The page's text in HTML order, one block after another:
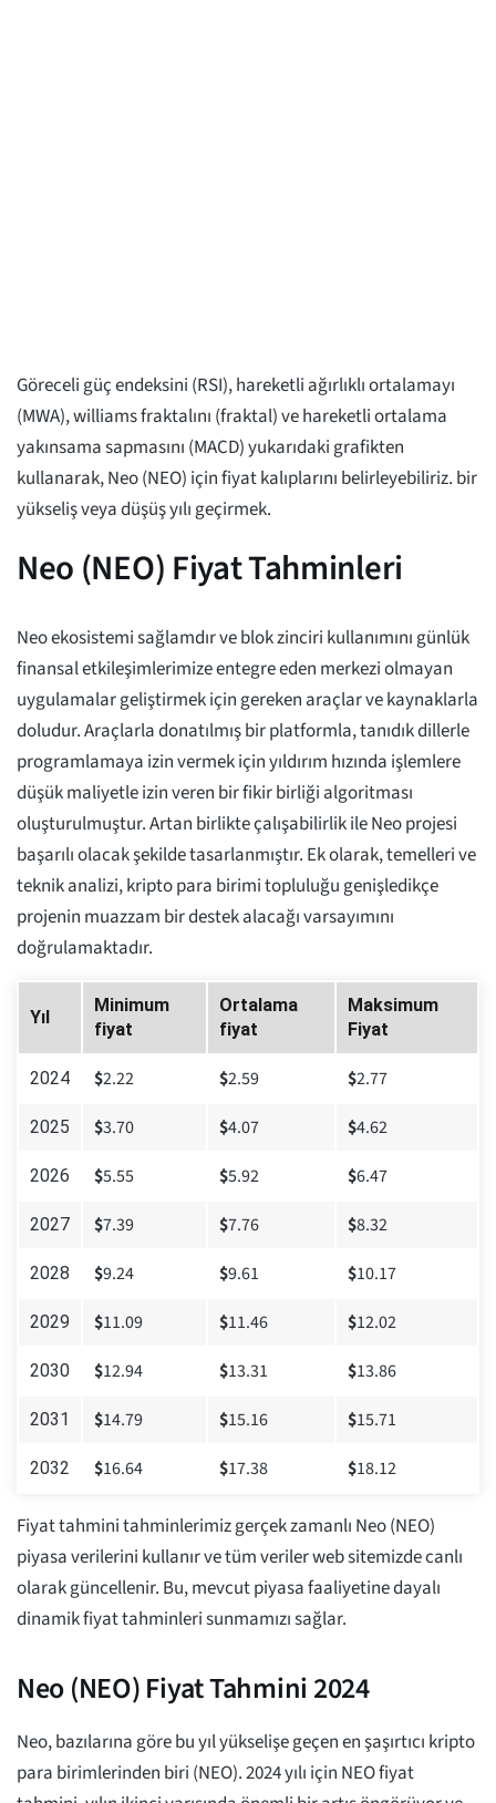
Göreceli güç endeksini (RSI), hareketli ağırlıklı ortalamayı
(MWA), williams fraktalını (fraktal) ve hareketli ortalama
yakınsama sapmasını (MACD) yukarıdaki grafikten
kullanarak, Neo (NEO) için fiyat kalıplarını belirleyebiliriz. bir
yükseliş veya düşüş yılı geçirmek.
Neo (NEO) Fiyat Tahminleri
Neo ekosistemi sağlamdır ve blok zinciri kullanımını günlük
finansal etkileşimlerimize entegre eden merkezi olmayan
uygulamalar geliştirmek için gereken araçlar ve kaynaklarla
doludur. Araçlarla donatılmış bir platformla, tanıdık dillerle
programlamaya izin vermek için yıldırım hızında işlemlere
düşük maliyetle izin veren bir fikir birliği algoritması
oluşturulmuştur. Artan birlikte çalışabilirlik ile Neo projesi
başarılı olacak şekilde tasarlanmıştır. Ek olarak, temelleri ve
teknik analizi, kripto para birimi topluluğu genişledikçe
projenin muazzam bir destek alacağı varsayımını
doğrulamaktadır.
Yıl
Minimum
fiyat
Ortalama
fiyat
Maksimum
Fiyat
2024 $2.22 $2.59 $2.77
2025 $3.70 $4.07 $4.62
2026 $5.55 $5.92 $6.47
2027 $7.39 $7.76 $8.32
2028 $9.24 $9.61 $10.17
2029 $11.09 $11.46 $12.02
2030 $12.94 $13.31 $13.86
2031 $14.79 $15.16 $15.71
2032 $16.64 $17.38 $18.12
Fiyat tahmini tahminlerimiz gerçek zamanlı Neo (NEO)
piyasa verilerini kullanır ve tüm veriler web sitemizde canlı
olarak güncellenir. Bu, mevcut piyasa faaliyetine dayalı
dinamik fiyat tahminleri sunmamızı sağlar.
Neo (NEO) Fiyat Tahmini 2024
Neo, bazılarına göre bu yıl yükselişe geçen en şaşırtıcı kripto
para birimlerinden biri (NEO). 2024 yılı için NEO fiyat